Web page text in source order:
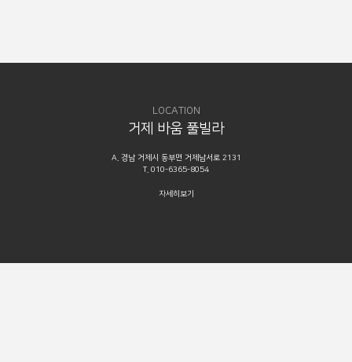
LOCATION
거제 바움 풀빌라
A. 경남 거제시 동부면 거제남서로 2131
T. 010-6365-8054
자세히보기